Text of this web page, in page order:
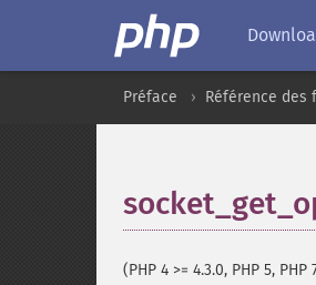
Préface Référence des
(PHP 4 >= 4.3.0, PHP 5, PHP